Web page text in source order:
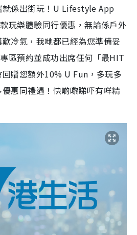
就係出街玩！U Lifestyle App
玩樂體驗同行優惠，無論係戶外
冷氣，我哋都已經為您準備妥
區預約並成功出席任何「最HIT
贈您額外10% U Fun，多玩多
惠同禮遇！快啲嚟睇吓有咩精